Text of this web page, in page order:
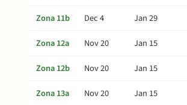
Zona 11b
Dec 4 Jan 29
Zona 12a
Nov 20 Jan 15
Zona 12b
Nov 20 Jan 15
Zona 13a
Nov 20 Jan 15